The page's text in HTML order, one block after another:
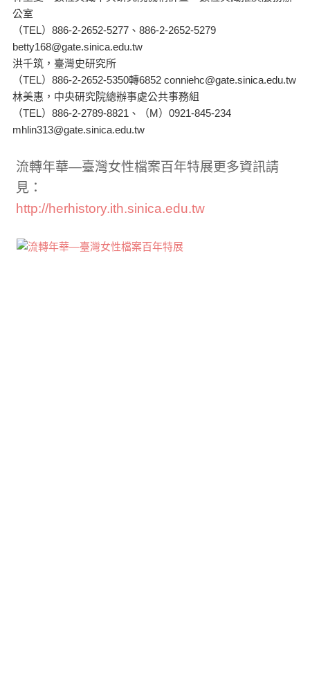
公室
（TEL）886-2-2652-5277、886-2-2652-5279
betty168@gate.sinica.edu.tw
洪千筑，臺灣史研究所
（TEL）886-2-2652-5350轉6852 conniehc@gate.sinica.edu.tw
林美惠，中央研究院總辦事處公共事務組
（TEL）886-2-2789-8821、（M）0921-845-234
mhlin313@gate.sinica.edu.tw
流轉年華—臺灣女性檔案百年特展更多資訊請
見：
http://herhistory.ith.sinica.edu.tw